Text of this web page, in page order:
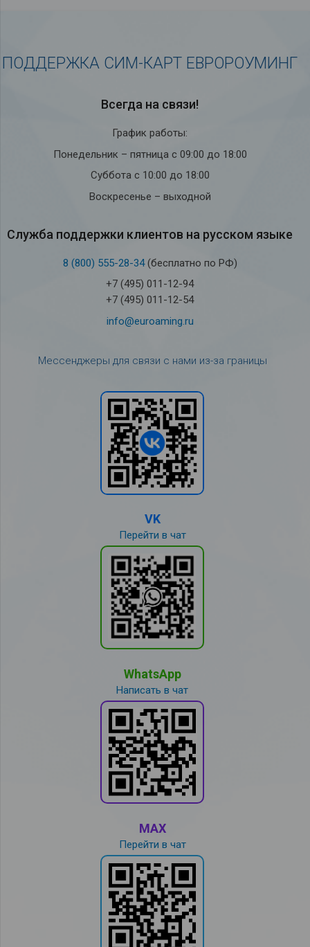
ПОДДЕРЖКА СИМ-КАРТ ЕВРОРОУМИНГ
Всегда на связи!
График работы:
Понедельник – пятница с 09:00 до 18:00
Суббота с 10:00 до 18:00
Воскресенье – выходной
Служба под­держки кли­ен­тов на рус­ском языке
8 (800) 555-28-34(бесплатно по РФ)
+7 (495) 011-12-94
+7 (495) 011-12-54
info@euroaming.ru
Мессенджеры для связи с нами из-за границы
VK
Перейти в чат
WhatsApp
Написать в чат
MAX
Перейти в чат